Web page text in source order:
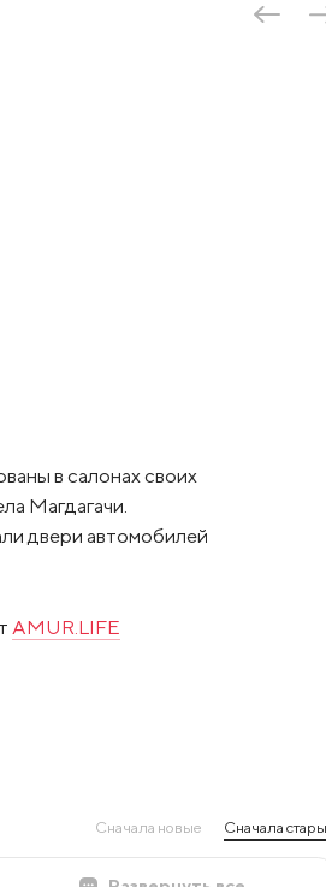
в салонах своих
Магдагачи.
двери автомобилей
AMUR.LIFE
Сначала новые Сначала